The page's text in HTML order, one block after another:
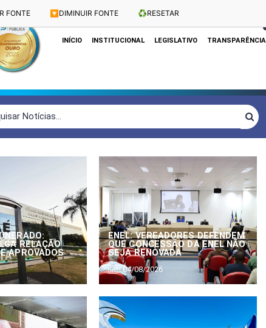
FONTE 🔽 DIMINUIR FONTE ♻️RESETAR
Dias e Horários das Sessões: Terças e Quartas às 10h
INÍCIO INSTITUCIONAL LEGISLATIVO TRANSPARÊNCIA
RELAÇÃO
APROVADOS
ENEL: VEREADORES DEFENDEM
QUE CONCESSÃO DA ENEL NÃO
SEJA RENOVADA
04/08/2026